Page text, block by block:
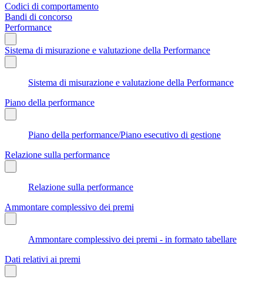
Codici di comportamento
Bandi di concorso
Performance
Sistema di misurazione e valutazione della Performance
Sistema di misurazione e valutazione della Performance
Piano della performance
Piano della performance/Piano esecutivo di gestione
Relazione sulla performance
Relazione sulla performance
Ammontare complessivo dei premi
Ammontare complessivo dei premi - in formato tabellare
Dati relativi ai premi